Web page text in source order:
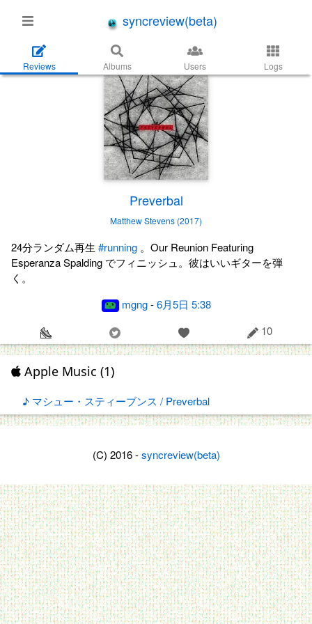
syncreview(beta)
Reviews Albums Users Logs
Preverbal
Matthew Stevens (2017)
24分ランダム再生 #running 。Our Reunion Featuring
Esperanza Spalding でフィニッシュ。彼はいいギターを弾
く。
mgng-6月5日 5:38
10
Apple Music (1)
♪ マシュー・スティーブンス / Preverbal
(C) 2016 -syncreview(beta)